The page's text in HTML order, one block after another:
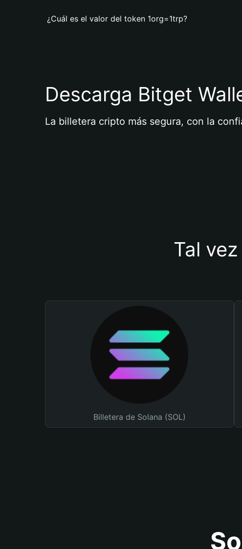
¿Cuál es el valor del token 1org=1trp?
Descarga Bitget
La billetera cripto más segura, con la
Tal
Billetera de Solana (SOL)